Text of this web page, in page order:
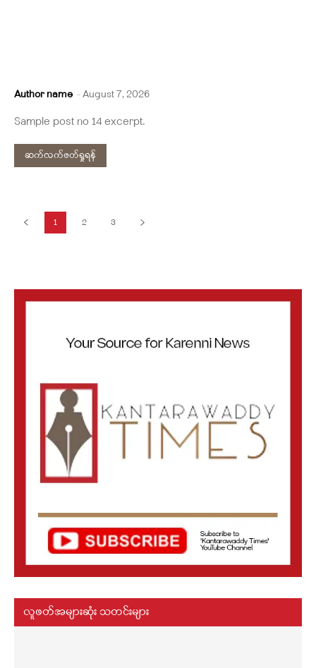
Author name -August 7, 2026
Sample post no 14 excerpt.
ဆက်လက်ဖတ်ရှုရန်
1 2 3
လူဖတ်အများဆုံး သတင်းများ